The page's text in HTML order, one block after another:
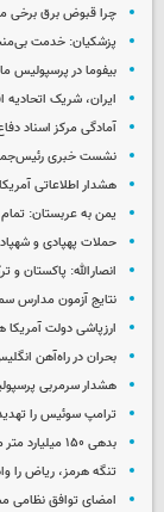
چرا قبوض برق برخی
پزشکیان: خدمت
بیفوما در پرسپولیس
ایران، شریک اتحادیه
آمادگی مرکز اسناد
نشست خبری
هشدار اطلاعاتی
یمن به عربستان:
حملات پهپادی و
انصارالله: پاکستان
نتایج آزمون مدارس
ارزپاشی دولت آمریکا
بحران در راه‌آهن انگلیس
هشدار سرمربی
ترامپ سوئیس را
بدهی ۱۵۰ میلیارد متر مکعبی صنعت آب به ذخایر زیرزمینی کشور
تنگه هرمز، ریاض را
امضای توافق نظامی